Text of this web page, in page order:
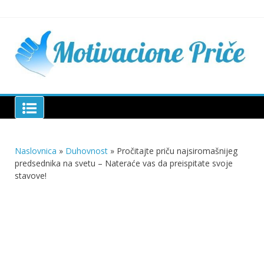
Motivacione Priče
Naslovnica » Duhovnost » Pročitajte priču najsiromašnijeg
predsednika na svetu – Nateraće vas da preispitate svoje
stavove!